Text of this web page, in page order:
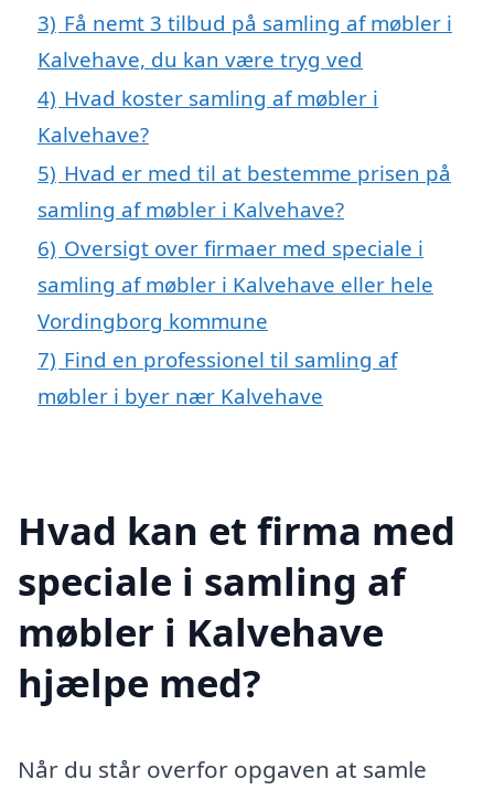
3) Få nemt 3 tilbud på samling af møbler i
Kalvehave, du kan være tryg ved
4) Hvad koster samling af møbler i
Kalvehave?
5) Hvad er med til at bestemme prisen på
samling af møbler i Kalvehave?
6) Oversigt over firmaer med speciale i
samling af møbler i Kalvehave eller hele
Vordingborg kommune
7) Find en professionel til samling af
møbler i byer nær Kalvehave
Hvad kan et firma med
speciale i samling af
møbler i Kalvehave
hjælpe med?
Når du står overfor opgaven at samle